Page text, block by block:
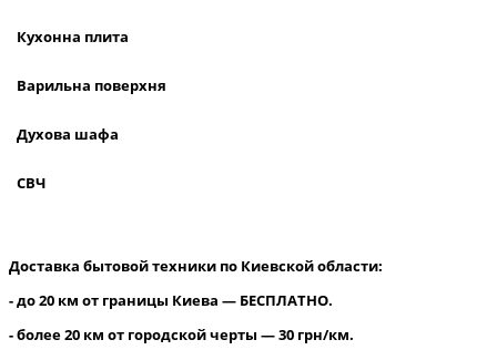
Кухонна плита
Варильна поверхня
Духова шафа
СВЧ
Доставка бытовой техники по Киевской области:
- до 20 км от границы Киева — БЕСПЛАТНО.
- более 20 км от городской черты — 30 грн/км.